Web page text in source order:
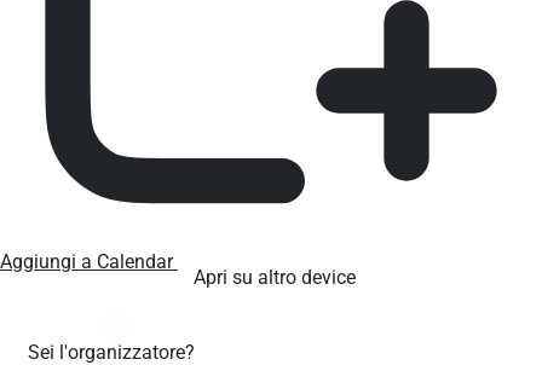
Aggiungi a Calendar
Apri su altro device
Sei l'organizzatore?